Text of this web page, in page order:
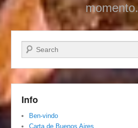
momento.
Pesquisar…
Info
Ben-vindo
Carta de Buenos Aires